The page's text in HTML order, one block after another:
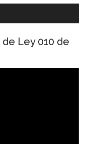
Ley 010 de